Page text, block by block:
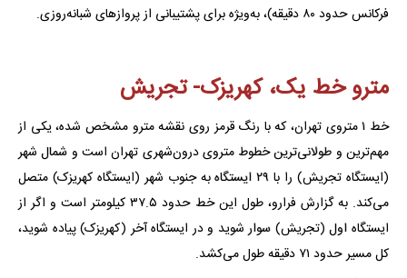
فرکانس حدود ۸۰ دقیقه)، به‌ویژه برای پشتیبانی از پروازهای شبانه‌روزی.
مترو خط یک، کهریزک- تجریش
خط ۱ متروی تهران، که با رنگ قرمز روی نقشه مترو مشخص شده، یکی از
مهم‌ترین و طولانی‌ترین خطوط متروی درون‌شهری تهران است و شمال شهر
(ایستگاه تجریش) را با ۲۹ ایستگاه به جنوب شهر (ایستگاه کهریزک) متصل
می‌کند. به گزارش فرارو، طول این خط حدود ۳۷.۵ کیلومتر است و اگر از
ایستگاه اول (تجریش) سوار شوید و در ایستگاه آخر (کهریزک) پیاده شوید،
کل مسیر حدود ۷۱ دقیقه طول می‌کشد.